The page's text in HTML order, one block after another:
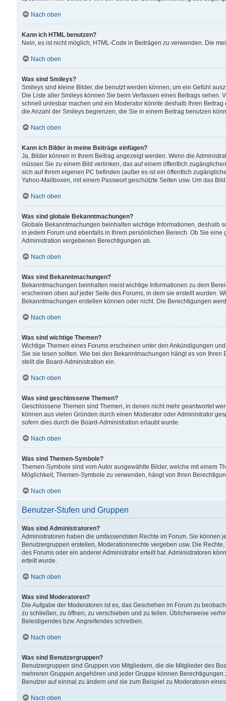
Nach oben
Kann ich HTML benutzen?
Nein, es ist nicht möglich, HTML-Code in Beiträgen zu verwenden. Die
Nach oben
Was sind Smileys?
Smileys sind kleine Bilder, die benutzt werden können, um ein Gefühl
Die Liste aller Smileys können Sie beim Verfassen eines Beitrags
schnell unlesbar machen und ein Moderator könnte deshalb Ihren
die Anzahl der Smileys begrenzen, die Sie in einem Beitrag benutzen
Nach oben
Kann ich Bilder in meine Beiträge einfügen?
Ja, Bilder können in Ihrem Beitrag angezeigt werden. Wenn die
müssen Sie zu einem Bild verlinken, das auf einem öffentlich
sich auf Ihrem eigenen PC befinden (außer es ist ein öffentlich
Yahoo-Mailboxen, mit einem Passwort geschützte Seiten usw. Um das
Nach oben
Was sind globale Bekanntmachungen?
Globale Bekanntmachungen beinhalten wichtige Informationen, deshalb
in jedem Forum und ebenfalls in Ihrem persönlichen Bereich. Ob Sie
Administration vergebenen Berechtigungen ab.
Nach oben
Was sind Bekanntmachungen?
Bekanntmachungen beinhalten meist wichtige Informationen zu dem
erscheinen oben auf jeder Seite des Forums, in dem sie erstellt wurden.
Bekanntmachungen erstellen können oder nicht. Die Berechtigungen
Nach oben
Was sind wichtige Themen?
Wichtige Themen eines Forums erscheinen unter den Ankündigungen
Sie sie lesen sollten. Wie bei den Bekanntmachungen hängt es von
stellt die Board-Administration ein.
Nach oben
Was sind geschlossene Themen?
Geschlossene Themen sind Themen, in denen nicht mehr geantwortet
können aus vielen Gründen durch einen Moderator oder Administrator
sofern dies durch die Board-Administration erlaubt wurde.
Nach oben
Was sind Themen-Symbole?
Themen-Symbole sind vom Autor ausgewählte Bilder, welche mit einem
Möglichkeit, Themen-Symbole zu verwenden, hängt von Ihren
Nach oben
Benutzer-Stufen und Gruppen
Was sind Administratoren?
Administratoren haben die umfassendsten Rechte im Forum. Sie können
Benutzergruppen erstellen, Moderationsrechte vergeben usw. Die
des Forums oder ein anderer Administrator erteilt hat. Administratoren
erteilt wurde.
Nach oben
Was sind Moderatoren?
Die Aufgabe der Moderatoren ist es, das Geschehen im Forum zu
zu schließen, zu öffnen, zu verschieben und zu teilen. Üblicherweise
Beleidigendes bzw. Angreifendes schreiben.
Nach oben
Was sind Benutzergruppen?
Benutzergruppen sind Gruppen von Mitgliedern, die die Mitglieder des
mehreren Gruppen angehören und jeder Gruppe können
Benutzer auf einmal zu ändern und sie zum Beispiel zu Moderatoren
Nach oben